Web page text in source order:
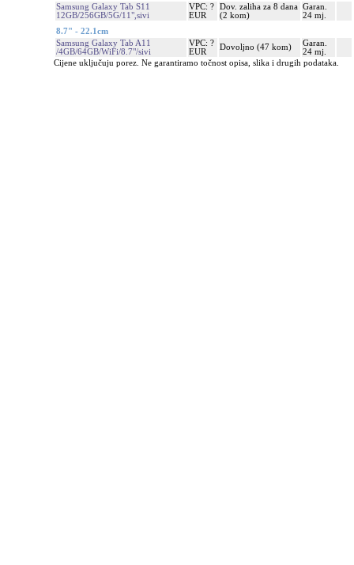
Samsung Galaxy Tab S11
12GB/256GB/5G/11",sivi
VPC: ?
EUR
Dov. zaliha za 8 dana
(2 kom)
Garan.
24 mj.
8.7" - 22.1cm
Samsung Galaxy Tab A11
/4GB/64GB/WiFi/8.7"/sivi
VPC: ?
EUR
Dovoljno (47 kom)
Garan.
24 mj.
Cijene uključuju porez. Ne garantiramo točnost opisa, slika i drugih podataka.